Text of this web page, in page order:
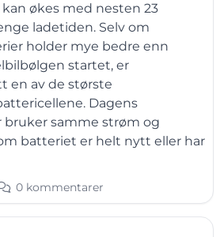
økes med nesten 23
ladetiden. Selv om
holder mye bedre enn
startet, er
en av de største
Dagens
samme strøm og
batteriet er helt nytt eller har
0 kommentarer